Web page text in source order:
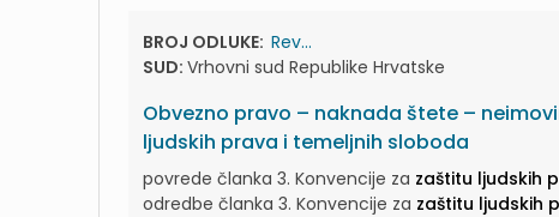
BROJ ODLUKE: Rev...
SUD: Vrhovni sud Republike Hrvatske
Obvezno pravo – naknada štete –
ljudskih prava i temeljnih sloboda
povrede članka 3. Konvencije za zaštitu ljudskih
odredbe članka 3. Konvencije za zaštitu ljudskih